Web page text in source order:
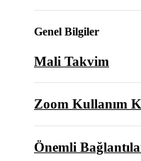
Genel Bilgiler
Mali Takvim
Zoom Kullanım
Önemli